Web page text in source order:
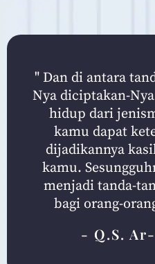
" Dan di antara
Nya diciptakan-
hidup dari
kamu dapat
dijadikannya
kamu.
menjadi tanda-
bagi orang-
- Q.S.